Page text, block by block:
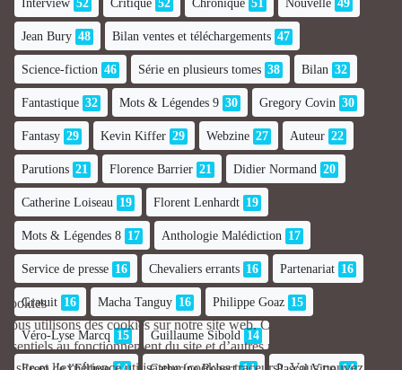
Interview 52 Critique 52 Chronique 51 Nouvelle 49
Jean Bury 48 Bilan ventes et téléchargements 47
Science-fiction 46 Série en plusieurs tomes 38 Bilan 32
Fantastique 32 Mots & Légendes 9 30 Gregory Covin 30
Fantasy 29 Kevin Kiffer 29 Webzine 27 Auteur 22
Parutions 21 Florence Barrier 21 Didier Normand 20
Catherine Loiseau 19 Florent Lenhardt 19
Mots & Légendes 8 17 Anthologie Malédiction 17
Service de presse 16 Chevaliers errants 16 Partenariat 16
Gratuit 16 Macha Tanguy 16 Philippe Goaz 15
Véro-Lyse Marcq 15 Guillaume Sibold 14
Cookies
Nous utilisons des cookies sur notre site web. Certains d’entre eux sont
essentiels au fonctionnement du site et d’autres nous aident à améliorer